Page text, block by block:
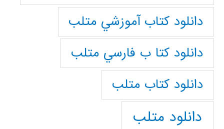
دانلود كتاب آموزشي متلب
دانلود كتا ب فارسي متلب
دانلود كتاب متلب
دانلود متلب